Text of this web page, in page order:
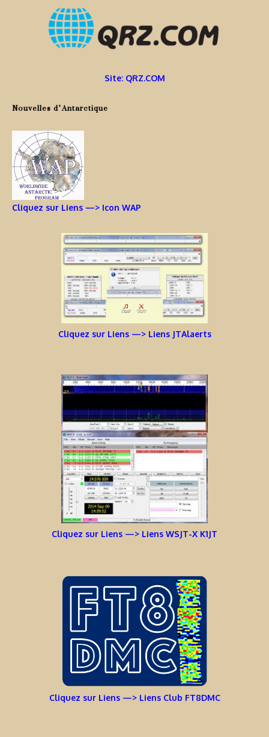
Site: QRZ.COM
Nouvelles d’Antarctique
Cliquez sur Liens —> Icon WAP
Cliquez sur Liens —> Liens JTAlaerts
Cliquez sur Liens —> Liens WSJT-X K1JT
Cliquez sur Liens —> Liens Club FT8DMC